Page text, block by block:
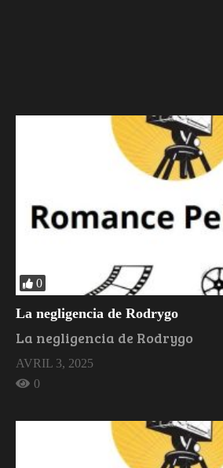
0
La negligencia de Rodrygo
La negligencia de Rodrygo
AVRIL 3, 2025
0